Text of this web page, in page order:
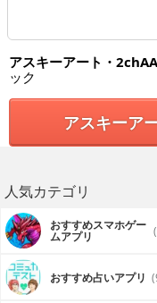
アスキーアート・2chAA
ック
アスキーア
人気カテゴリ
おすすめスマホゲー
ムアプリ
おすすめ占いアプリ